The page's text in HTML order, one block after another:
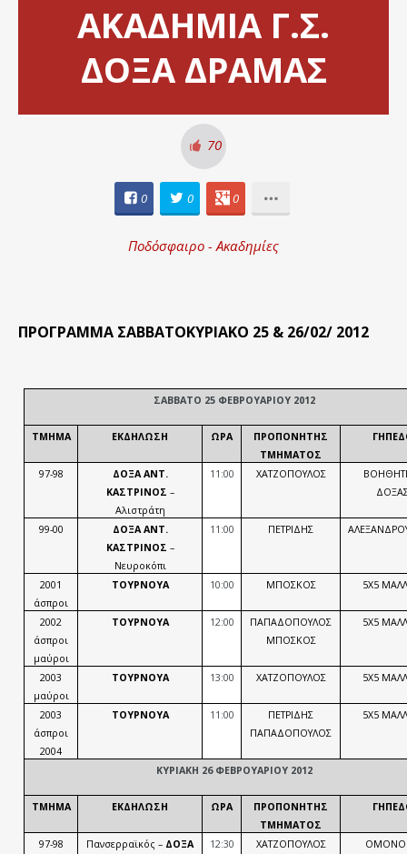
ΑΚΑΔΗΜΙΑ Γ.Σ.
ΔΟΞΑ ΔΡΑΜΑΣ
70
0 0 0
Ποδόσφαιρο - Ακαδημίες
ΠΡΟΓΡΑΜΜΑ ΣΑΒΒΑΤΟΚΥΡΙΑΚΟ 25 & 26/02/ 2012
ΣΑΒΒΑΤΟ 25 ΦΕΒΡΟΥΑΡΙΟΥ 2012
ΤΜΗΜΑ ΕΚΔΗΛΩΣΗ ΩΡΑ
ΠΡΟΠΟΝΗΤΗΣ
ΤΜΗΜΑΤΟΣ
97-98
ΔΟΞΑ ΑΝΤ.
ΚΑΣΤΡΙΝΟΣ –
Αλιστράτη
11:00 ΧΑΤΖΟΠΟΥΛΟΣ
99-00
ΔΟΞΑ ΑΝΤ.
ΚΑΣΤΡΙΝΟΣ –
Νευροκόπι
11:00 ΠΕΤΡΙΔΗΣ
2001
άσπροι
ΤΟΥΡΝΟΥΑ 10:00 ΜΠΟΣΚΟΣ 5Χ5
2002
άσπροι
μαύροι
ΤΟΥΡΝΟΥΑ 12:00
ΠΑΠΑΔΟΠΟΥΛΟΣ
ΜΠΟΣΚΟΣ
5Χ5
2003
μαύροι
ΤΟΥΡΝΟΥΑ 13:00 ΧΑΤΖΟΠΟΥΛΟΣ 5Χ5
2003
άσπροι
2004
ΤΟΥΡΝΟΥΑ 11:00
ΠΕΤΡΙΔΗΣ
ΠΑΠΑΔΟΠΟΥΛΟΣ
5Χ5
ΚΥΡΙΑΚΗ 26 ΦΕΒΡΟΥΑΡΙΟΥ 2012
ΤΜΗΜΑ ΕΚΔΗΛΩΣΗ ΩΡΑ
ΠΡΟΠΟΝΗΤΗΣ
ΤΜΗΜΑΤΟΣ
97-98 Πανσερραϊκός – ΔΟΞΑ 12:30 ΧΑΤΖΟΠΟΥΛΟΣ